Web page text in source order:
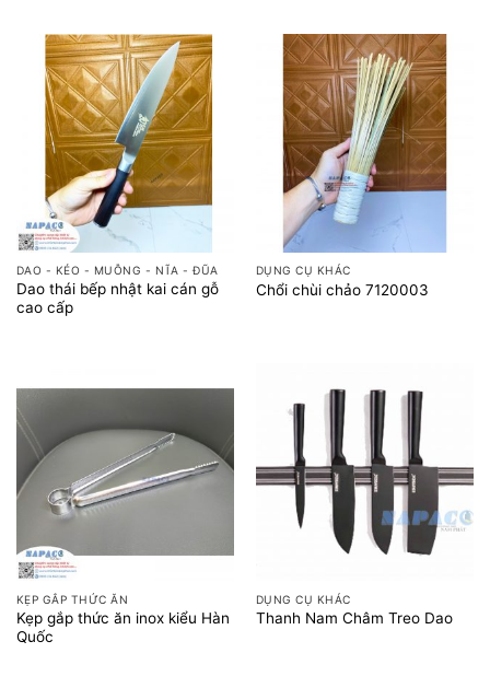
DAO - KÉO - MUỖNG - NĨA - ĐŨA
Dao thái bếp nhật kai cán gỗ
cao cấp
DỤNG CỤ KHÁC
Chổi chùi chảo 7120003
KẸP GẮP THỨC ĂN
Kẹp gắp thức ăn inox kiểu Hàn
Quốc
DỤNG CỤ KHÁC
Thanh Nam Châm Treo Dao